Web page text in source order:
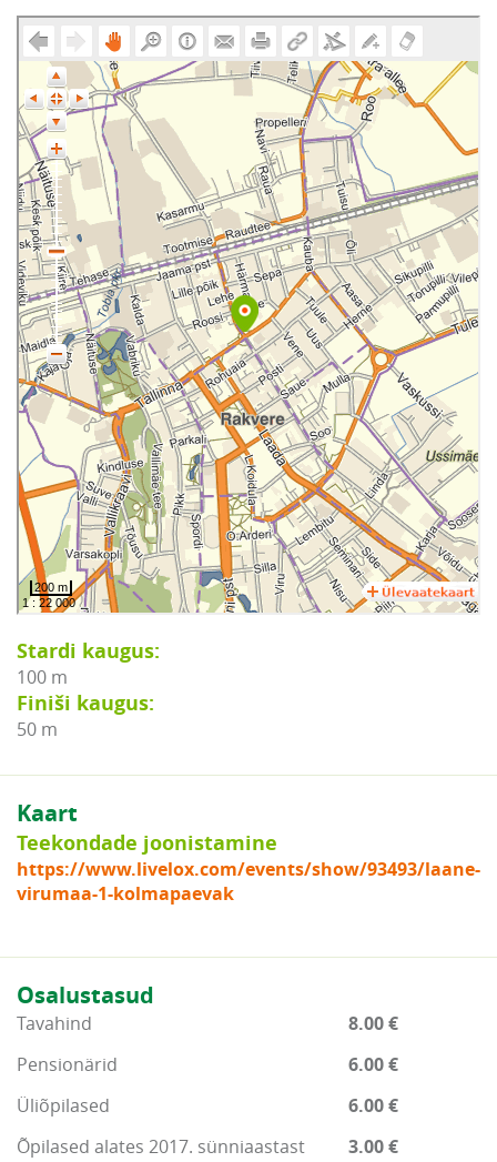
Stardi kaugus:
100 m
Finiši kaugus:
50 m
Kaart
Teekondade joonistamine
https://www.livelox.com/events/show/93493/laane-
virumaa-1-kolmapaevak
Osalustasud
Tavahind
8.00 €
Pensionärid
6.00 €
Üliõpilased
6.00 €
Õpilased alates 2017. sünniaastast
3.00 €